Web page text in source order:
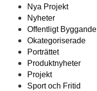
Nya Projekt
Nyheter
Offentligt Byggande
Okategoriserade
Porträttet
Produktnyheter
Projekt
Sport och Fritid